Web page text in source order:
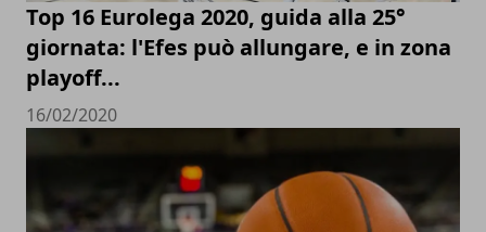
Top 16 Eurolega 2020, guida alla 25°
giornata: l'Efes può allungare, e in zona
playoff...
16/02/2020